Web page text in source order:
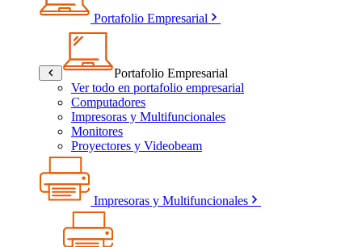
Portafolio Empresarial
Portafolio Empresarial
Ver todo en portafolio empresarial
Computadores
Impresoras y Multifuncionales
Monitores
Proyectores y Videobeam
Impresoras y Multifuncionales